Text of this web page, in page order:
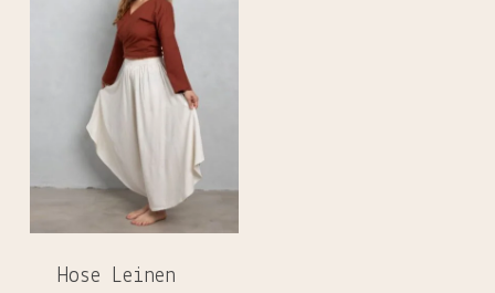
Hose Leinen